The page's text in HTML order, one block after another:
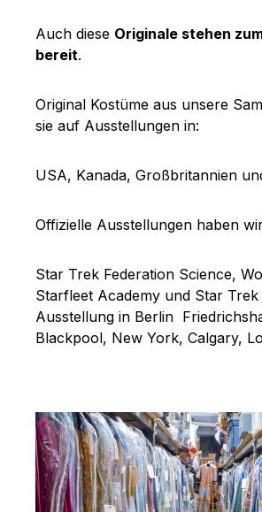
Auch diese Originale stehen
bereit.
Original Kostüme aus unsere
sie auf Ausstellungen in:
USA, Kanada, Großbritannien
Offizielle Ausstellungen haben
Star Trek Federation Science,
Starfleet Academy und Star Trek
Ausstellung in Berlin
Blackpool, New York, Calgary,